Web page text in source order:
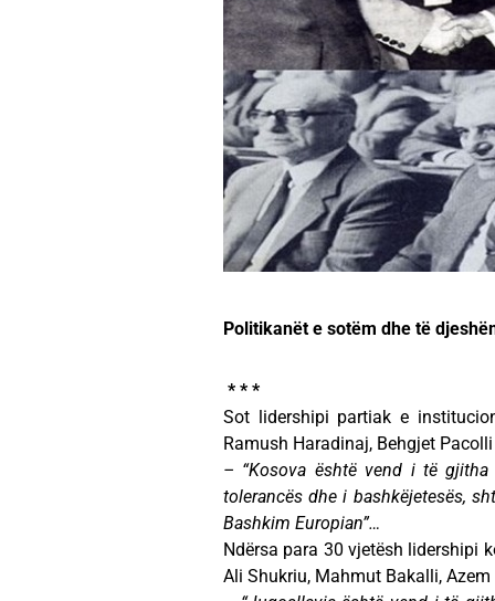
Politikanët e sotëm dhe të
* * *
Sot lidershipi partiak e
Ramush Haradinaj, Behgjet
– “Kosova është vend i të
tolerancës dhe i bashkëjetesës,
Bashkim Europian”…
Ndërsa para 30 vjetësh lidershipi
Ali Shukriu, Mahmut Bakalli,